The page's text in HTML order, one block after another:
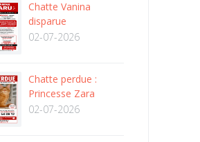
Chatte Vanina
disparue
02-07-2026
Chatte perdue :
Princesse Zara
02-07-2026